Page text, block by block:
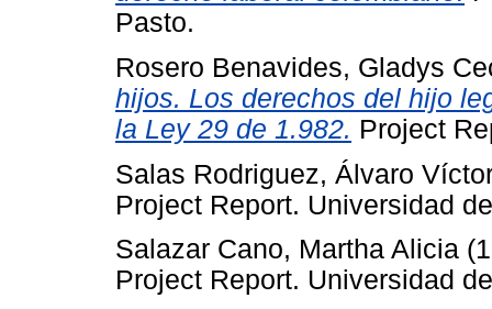
Pasto.
Rosero Benavides, Gladys
hijos. Los derechos del hijo
la Ley 29 de 1.982. Project
Salas Rodriguez, Álvaro
Project Report. Universidad
Salazar Cano, Martha Alicia
Project Report. Universidad